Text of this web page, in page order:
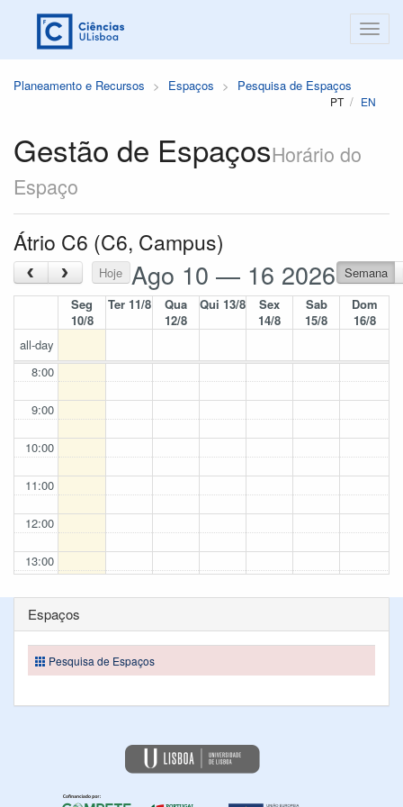
Planeamento e Recursos Espaços Pesquisa de Espaços
PT EN
Gestão de EspaçosHorário do
Espaço
Átrio C6 (C6, Campus)
‹ › Hoje Ago 10 — 16 2026 Semana
Seg
10/8
Ter 11/8
Qua
12/8
Qui 13/8
Sex
14/8
Sab
15/8
Dom
16/8
all-day
8:00
9:00
10:00
11:00
12:00
13:00
14:00
15:00
16:00
17:00
Espaços
Pesquisa de Espaços